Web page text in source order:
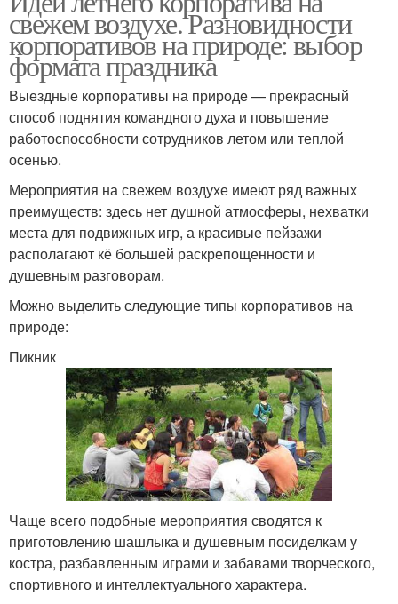
свежем воздухе. Разновидности
корпоративов на природе: выбор
формата праздника
Выездные корпоративы на природе — прекрасный
способ поднятия командного духа и повышение
работоспособности сотрудников летом или теплой
осенью.
Мероприятия на свежем воздухе имеют ряд важных
преимуществ: здесь нет душной атмосферы, нехватки
места для подвижных игр, а красивые пейзажи
располагают кё большей раскрепощенности и
душевным разговорам.
Можно выделить следующие типы корпоративов на
природе:
Пикник
Чаще всего подобные мероприятия сводятся к
приготовлению шашлыка и душевным посиделкам у
костра, разбавленным играми и забавами творческого,
спортивного и интеллектуального характера.